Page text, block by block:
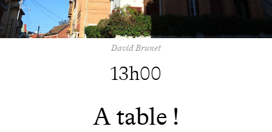
David Brunet
13h00
A table !